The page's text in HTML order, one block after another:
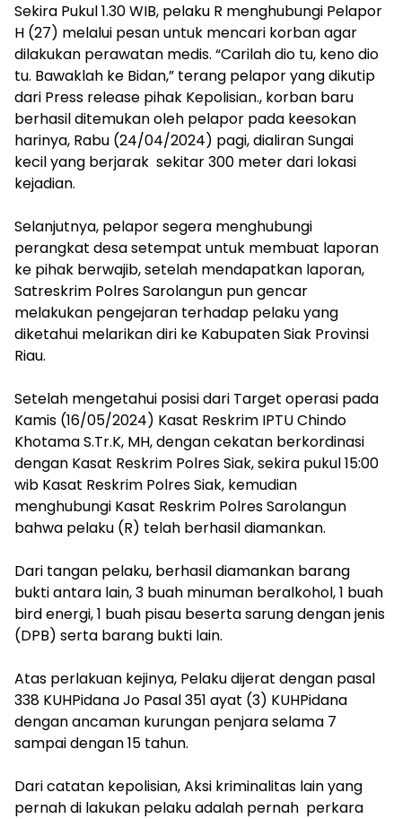
Sekira Pukul 1.30 WIB, pelaku R menghubungi Pelapor
H (27) melalui pesan untuk mencari korban agar
dilakukan perawatan medis. “Carilah dio tu, keno dio
tu. Bawaklah ke Bidan,” terang pelapor yang dikutip
dari Press release pihak Kepolisian., korban baru
berhasil ditemukan oleh pelapor pada keesokan
harinya, Rabu (24/04/2024) pagi, dialiran Sungai
kecil yang berjarak sekitar 300 meter dari lokasi
kejadian.
Selanjutnya, pelapor segera menghubungi
perangkat desa setempat untuk membuat laporan
ke pihak berwajib, setelah mendapatkan laporan,
Satreskrim Polres Sarolangun pun gencar
melakukan pengejaran terhadap pelaku yang
diketahui melarikan diri ke Kabupaten Siak Provinsi
Riau.
Setelah mengetahui posisi dari Target operasi pada
Kamis (16/05/2024) Kasat Reskrim IPTU Chindo
Khotama S.Tr.K, MH, dengan cekatan berkordinasi
dengan Kasat Reskrim Polres Siak, sekira pukul 15:00
wib Kasat Reskrim Polres Siak, kemudian
menghubungi Kasat Reskrim Polres Sarolangun
bahwa pelaku (R) telah berhasil diamankan.
Dari tangan pelaku, berhasil diamankan barang
bukti antara lain, 3 buah minuman beralkohol, 1 buah
bird energi, 1 buah pisau beserta sarung dengan jenis
(DPB) serta barang bukti lain.
Atas perlakuan kejinya, Pelaku dijerat dengan pasal
338 KUHPidana Jo Pasal 351 ayat (3) KUHPidana
dengan ancaman kurungan penjara selama 7
sampai dengan 15 tahun.
Dari catatan kepolisian, Aksi kriminalitas lain yang
pernah di lakukan pelaku adalah pernah perkara